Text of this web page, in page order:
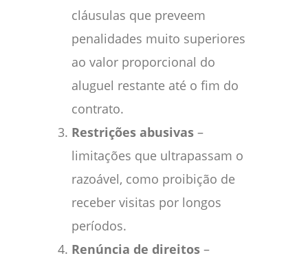
cláusulas que preveem
penalidades muito superiores
ao valor proporcional do
aluguel restante até o fim do
contrato.
Restrições abusivas –
limitações que ultrapassam o
razoável, como proibição de
receber visitas por longos
períodos.
Renúncia de direitos –